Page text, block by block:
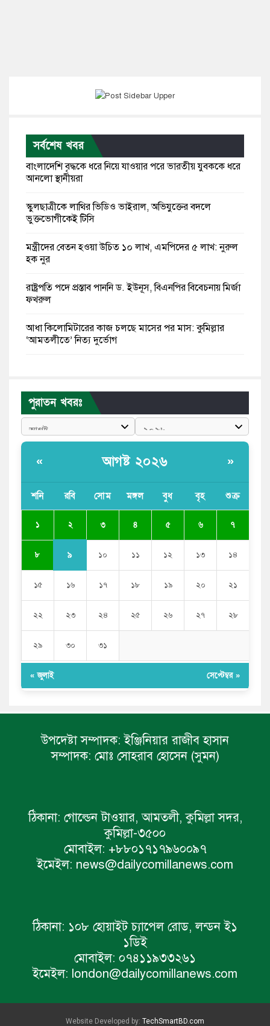
সর্বশেষ খবর
বাংলাদেশি বৃদ্ধকে ধরে নিয়ে যাওয়ার পরে ভারতীয় যুবককে ধরে
আনলো স্থানীয়রা
স্কুলছাত্রীকে লাথির ভিডিও ভাইরাল, অভিযুক্তের বদলে
ভুক্তভোগীকেই টিসি
মন্ত্রীদের বেতন হওয়া উচিত ১০ লাখ, এমপিদের ৫ লাখ: নুরুল
হক নুর
রাষ্ট্রপতি পদে প্রস্তাব পাননি ড. ইউনূস, বিএনপির বিবেচনায় মির্জা
ফখরুল
আধা কিলোমিটারের কাজ চলছে মাসের পর মাস: কুমিল্লার
‘আমতলীতে’ নিত্য দুর্ভোগ
পুলিশকে পিটিয়ে রক্তাক্ত করেছি এ দৃশ্য কি আপনারা দেখেননি:
এনসিপি নেতা
সরকার
সজীব ওয়াজেদ জয়
পুরাতন খবরঃ
« আগষ্ট ২০২৬ »
শনি রবি সোম মঙ্গল বুধ বৃহ শুক্র
১ ২ ৩ ৪ ৫ ৬ ৭
৮ ৯ ১০ ১১ ১২ ১৩ ১৪
১৫ ১৬ ১৭ ১৮ ১৯ ২০ ২১
২২ ২৩ ২৪ ২৫ ২৬ ২৭ ২৮
২৯ ৩০ ৩১
« জুলাই সেপ্টেম্বর »
উপদেষ্টা সম্পাদক: ইঞ্জিনিয়ার রাজীব হাসান
সম্পাদক: মোঃ সোহরাব হোসেন (সুমন)
ঠিকানা: গোল্ডেন টাওয়ার, আমতলী, কুমিল্লা সদর,
কুমিল্লা-৩৫০০
মোবাইল: +৮৮০১৭১৭৯৬০০৯৭
ইমেইল: news@dailycomillanews.com
ঠিকানা: ১০৮ হোয়াইট চ্যাপেল রোড, লন্ডন ই১
১ডিই
মোবাইল: ০৭৪১১৯৩৩২৬১
ইমেইল: london@dailycomillanews.com
Website Developed by: TechSmartBD.com